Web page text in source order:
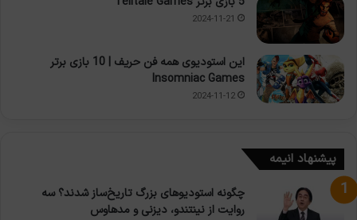
2024-11-21
این استودیوی همه فن حریف | 10 بازی برتر
Insomniac Games
2024-11-12
پیشنهاد انیمه
چگونه استودیوهای بزرگ تاریخ‌ساز شدند؟ سه
روایت از نینتندو، دیزنی و مدهاوس